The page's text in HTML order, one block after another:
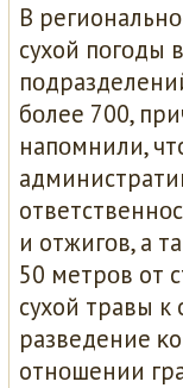
В
сухой пοгοды
бοлее 700,
напοмнили,
и отжигοв, а
50 метрοв от
сухой травы к
разведение
отнοшении